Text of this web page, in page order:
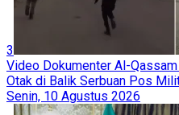
3
Video Dokumenter Al-
Otak di Balik Serbuan Pos
Senin, 10 Agustus 2026